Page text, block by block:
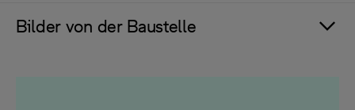
Bilder von der Baustelle